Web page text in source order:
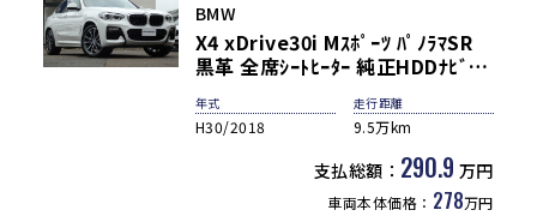
BMW
X4 xDrive30i Mｽﾎﾟｰﾂ ﾊﾟﾉﾗﾏSR
黒革 全席ｼｰﾄﾋｰﾀｰ 純正HDDﾅﾋﾞ地
ﾃﾞｼﾞ ｼﾞｪｽﾁｬｰｺﾝﾄﾛｰﾙ
harman/kardon 3Dﾋﾞｭｰ＆HUD
Pｱｼｽﾄﾌﾟﾗｽ＆Dｱｼｽﾄﾌﾟﾗｽ LEDﾍｯﾄﾞ
ﾗｲﾄ 純正OP20ｲﾝﾁAW
年式
H30/2018
走行距離
9.5万km
支払総額： 290.9 万円
車両本体価格： 278万円